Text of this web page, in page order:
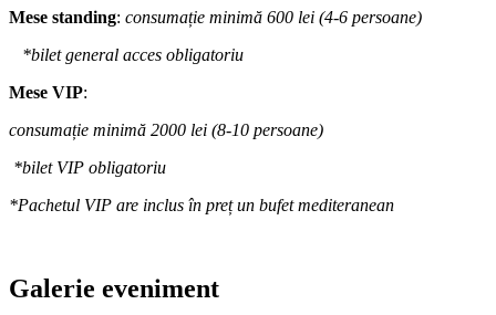
Mese standing: consumație minimă 600 lei (4-6 persoane)
*bilet general acces obligatoriu
Mese VIP:
consumație minimă 2000 lei (8-10 persoane)
*bilet VIP obligatoriu
*Pachetul VIP are inclus în preț un bufet mediteranean
Galerie eveniment